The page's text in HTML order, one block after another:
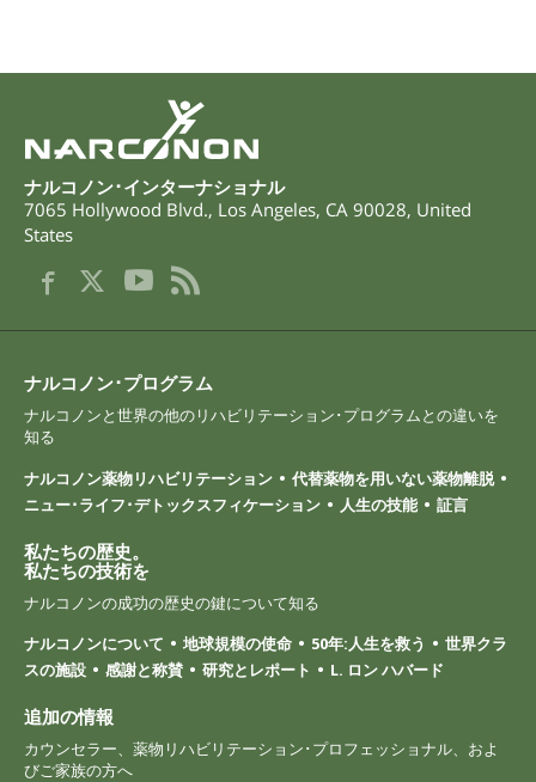
ナルコノン･インターナショナル
7065 Hollywood Blvd., Los Angeles, CA 90028, United
States
ナルコノン･プログラム
ナルコノンと世界の他のリハビリテーション･プログラムとの違いを
知る
ナルコノン薬物リハビリテーション
代替薬物を用いない薬物離脱
ニュー･ライフ･デトックスフィケーション
人生の技能 証言
私たちの歴史。
私たちの技術を
ナルコノンの成功の歴史の鍵について知る
ナルコノンについて
地球規模の使命 50年:人生を救う
世界クラ
スの施設
感謝と称賛 研究とレポート L. ロン ハバード
追加の情報
カウンセラー、薬物リハビリテーション･プロフェッショナル、およ
びご家族の方へ